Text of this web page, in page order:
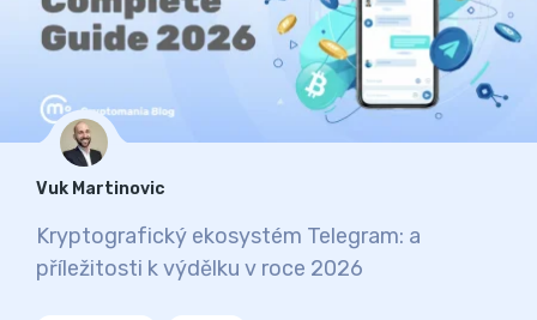
Vuk Martinovic
Kryptografický ekosystém Telegram: a
příležitosti k výdělku v roce 2026